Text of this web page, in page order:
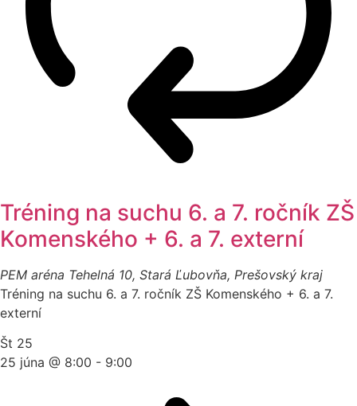
Tréning na suchu 6. a 7. ročník ZŠ
Komenského + 6. a 7. externí
PEM aréna Tehelná 10, Stará Ľubovňa, Prešovský kraj
Tréning na suchu 6. a 7. ročník ZŠ Komenského + 6. a 7.
externí
Št 25
25 júna @ 8:00 - 9:00